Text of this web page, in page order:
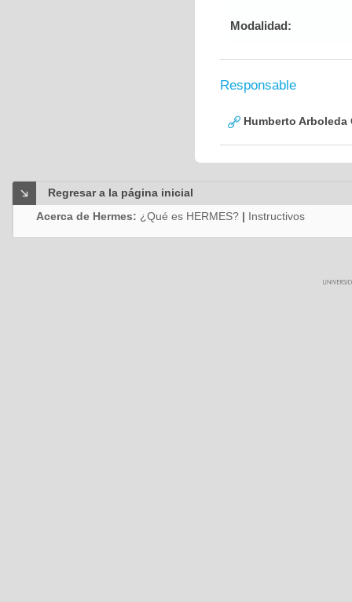
Modalidad:
Responsable
Humberto Arboleda
Regresar a la página inicial
Acerca de Hermes: ¿Qué es HERMES? | Instructivos